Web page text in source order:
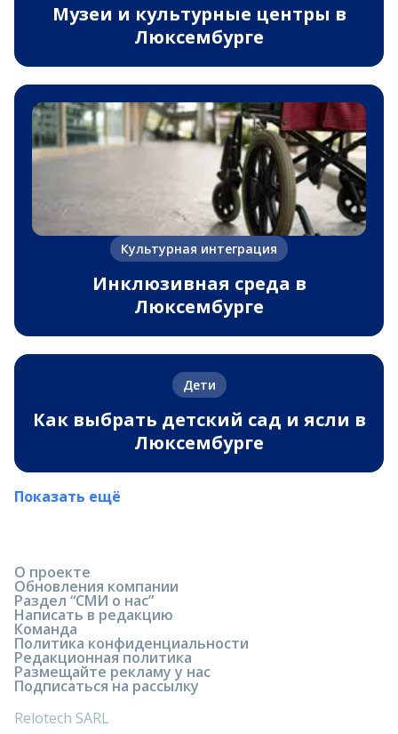
Музеи и культурные центры в
Люксембурге
Культурная интеграция
Инклюзивная среда в
Люксембурге
Дети
Как выбрать детский сад и ясли в
Люксембурге
Показать ещё
О проекте
Обновления компании
Раздел “СМИ о нас”
Написать в редакцию
Команда
Политика конфиденциальности
Редакционная политика
Размещайте рекламу у нас
Подписаться на рассылку
Relotech SARL